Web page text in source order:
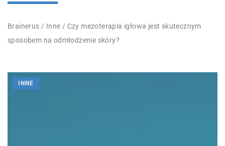
Brainerus / Inne / Czy mezoterapia igłowa jest skutecznym
sposobem na odmłodzenie skóry?
INNE